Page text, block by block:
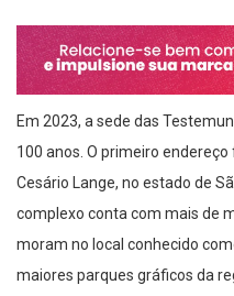
Em 2023, a sede das
100 anos. O primeiro
Cesário Lange, no estado de
complexo conta com mais de
moram no local conhecido
maiores parques gráficos da